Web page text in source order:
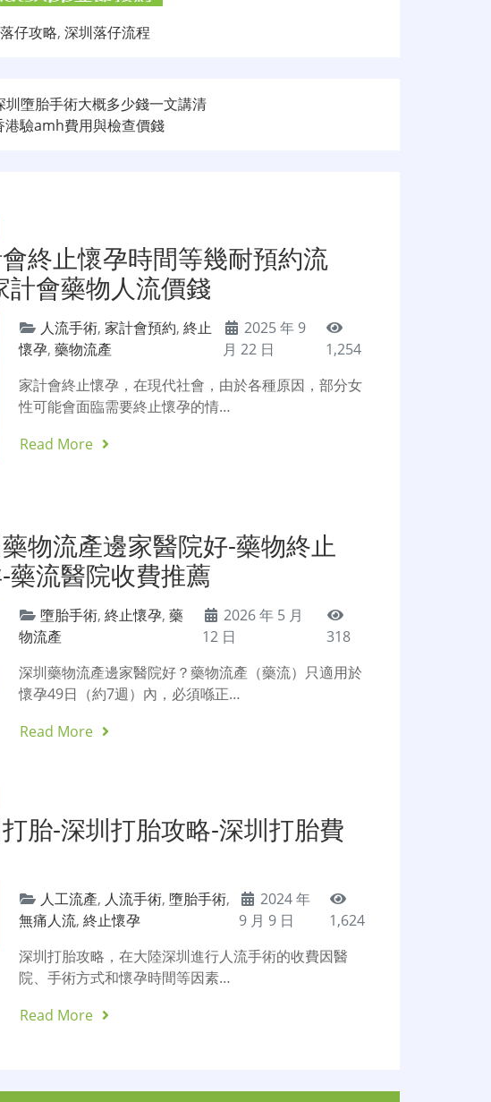
仔攻略, 深圳落仔流程
墮胎手術大概多少錢一文講清
驗amh費用與檢查價錢
終止懷孕時間等幾耐預約流
計會藥物人流價錢
人流手術,家計會預約,終止
懷孕,藥物流產
2025 年 9
月 22 日
1,254
家計會終止懷孕，在現代社會，由於各種原因，部分女
性可能會面臨需要終止懷孕的情…
Read More
物流產邊家醫院好-藥物終止
藥流醫院收費推薦
墮胎手術,終止懷孕,藥
物流產
2026 年 5 月
12 日
318
深圳藥物流產邊家醫院好？藥物流產（藥流）只適用於
懷孕49日（約7週）內，必須喺正…
Read More
胎-深圳打胎攻略-深圳打胎費
人工流產, 人流手術,墮胎手術,
無痛人流,終止懷孕
2024 年
9 月 9 日
1,624
深圳打胎攻略，在大陸深圳進行人流手術的收費因醫
院、手術方式和懷孕時間等因素…
Read More